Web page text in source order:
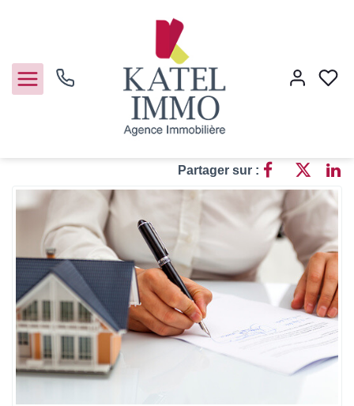
Acheter
Vendre
Notre agence
Guide de l'immo
Contact
3 astuces clés pour optimiser le délai de vente d’une maison
3 astuces clés pour optimiser le
délai de vente d’une maison
Partager sur :